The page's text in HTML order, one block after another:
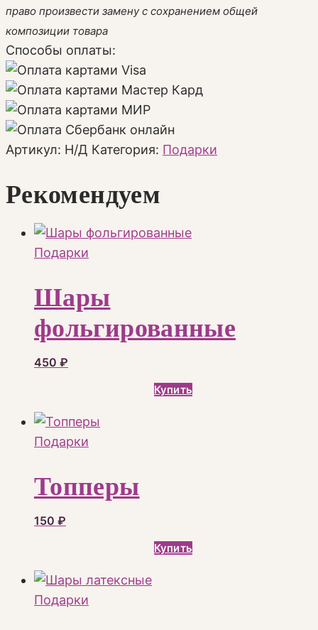
право произвести замену с сохранением общей
композиции товара
Способы оплаты:
Артикул: Н/Д Категория: Подарки
Рекомендуем
Подарки
Шары
фольгированные
450 ₽
Купить
Подарки
Топперы
150 ₽
Купить
Подарки